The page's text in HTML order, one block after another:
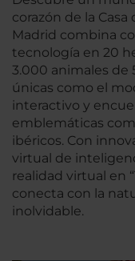
corazón de la
Madrid combina
tecnología en 20
3.000 animales de
únicas como el
interactivo y
emblemáticas
ibéricos. Con
virtual de
realidad virtual en
conecta con la
inolvidable.